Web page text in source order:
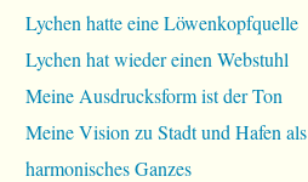
Lychen hatte eine Löwenkopfquelle
Lychen hat wieder einen Webstuhl
Meine Ausdrucksform ist der Ton
Meine Vision zu Stadt und Hafen als
harmonisches Ganzes